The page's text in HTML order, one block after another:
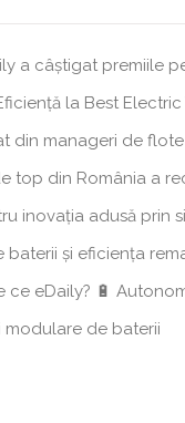
a câștigat premiile
la Best Electric
din manageri de
top din România a
inovația adusă prin
baterii și eficiența
ce eDaily? 🔋
modulare de baterii